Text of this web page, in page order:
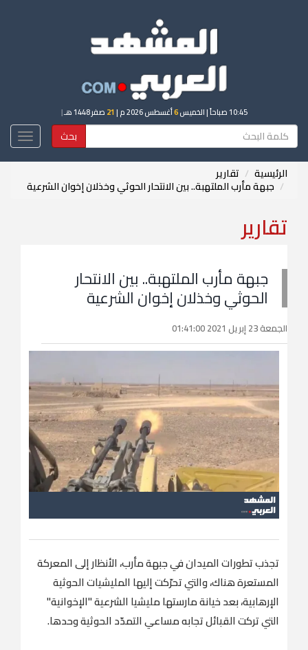
10:45 صباحاً | الخميس6أغسطس 2026 م | 21 صفر 1448 هـ |
بحث
الرئيسية تقارير
جبهة مأرب الملتهبة.. بين الانتحار الحوثي وخذلان إخوان الشرعية
تقارير
جبهة مأرب الملتهبة.. بين الانتحار
الحوثي وخذلان إخوان الشرعية
الجمعة 23 إبريل 2021 01:41:00
تجذب تطورات الميدان في جبهة مأرب، الأنظار إلى المعركة
المستعرة هناك، والتي تحرّكت إليها المليشيات الحوثية
الإرهابية، بعد خيانة مارستها مليشيا الشرعية "الإخوانية"
التي تركت القبائل تجابه مساعي التمدّد الحوثية وحدها.